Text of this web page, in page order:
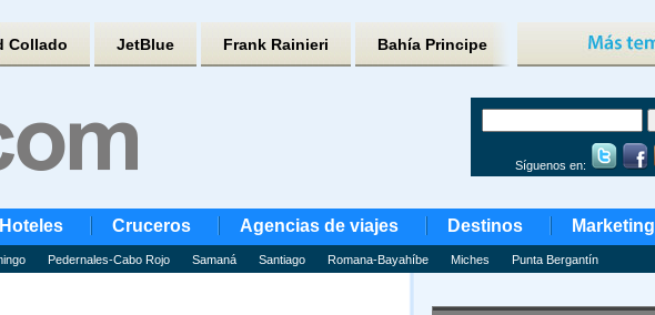
Collado JetBlue Frank Rainieri Bahía Principe
Síguenos en:
Hoteles Cruceros Agencias de viajes Destinos Marketing
Pedernales-Cabo Rojo Samaná Santiago Romana-Bayahíbe Miches Punta Bergantín